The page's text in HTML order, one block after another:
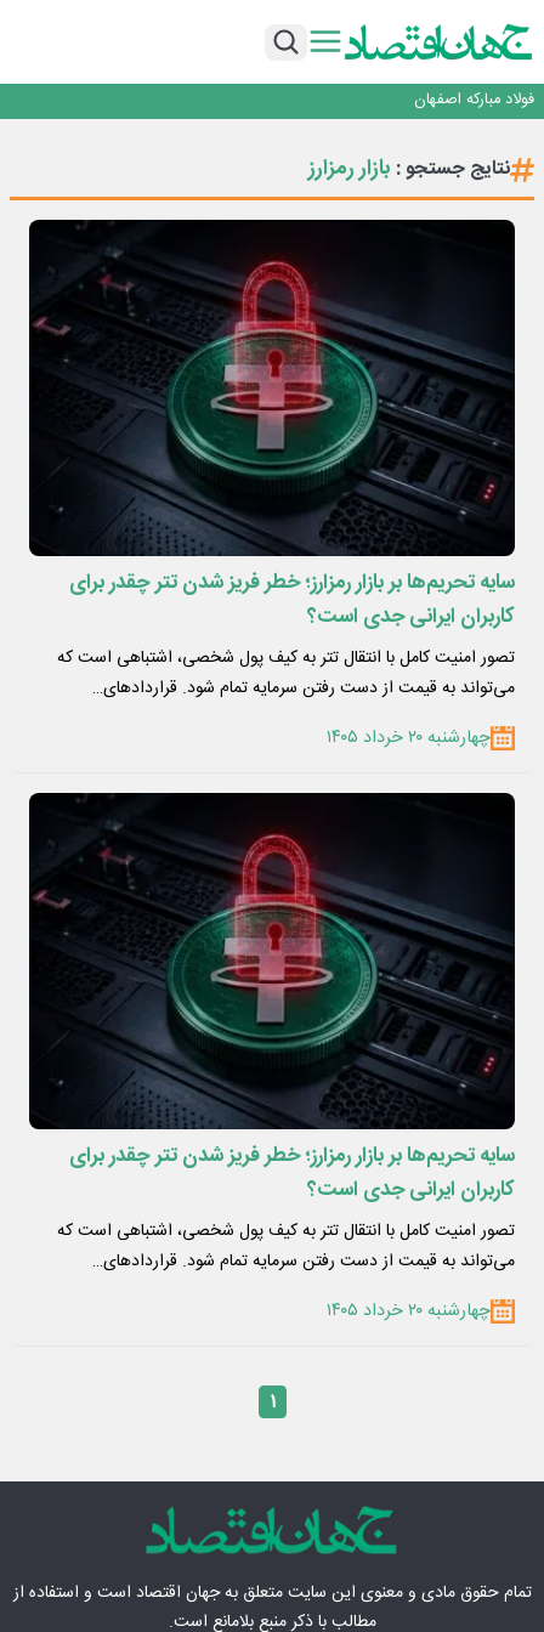
تداوم صعود مس در بازارهای جهانی؛ قیمت فلز سرخ از ۱۴هزار دلار در هر تن عبور کرد
فولاد مبارکه اصفهان
تجدیدپذیر با حضور استاندار اصفهان
گفتگو با کاوه معلمی، مدیر حسابداری مدیریت فولادسنگان
تداوم صعود مس در بازارهای جهانی؛ قیمت فلز سرخ از ۱۴هزار دلار در هر تن عبور کرد
نتایج جستجو : بازار رمزارز
سایه تحریم‌ها بر بازار رمزارز؛ خطر فریز شدن تتر چقدر برای
کاربران ایرانی جدی است؟
تصور امنیت کامل با انتقال تتر به کیف پول شخصی، اشتباهی است که
می‌تواند به قیمت از دست رفتن سرمایه تمام شود. قراردادهای…
چهارشنبه ۲۰ خرداد ۱۴۰۵
سایه تحریم‌ها بر بازار رمزارز؛ خطر فریز شدن تتر چقدر برای
کاربران ایرانی جدی است؟
تصور امنیت کامل با انتقال تتر به کیف پول شخصی، اشتباهی است که
می‌تواند به قیمت از دست رفتن سرمایه تمام شود. قراردادهای…
چهارشنبه ۲۰ خرداد ۱۴۰۵
۱
تمام حقوق مادی‌ و معنوی این سایت متعلق بهجهان اقتصاد است و استفاده از
مطالب با ذکر منبع بلامانع است.